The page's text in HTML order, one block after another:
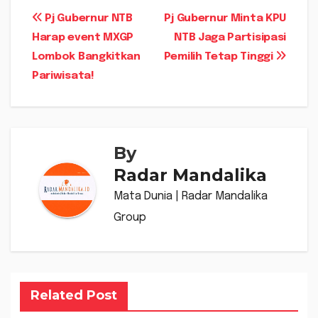
Navigasi
pos
Pj Gubernur Minta KPU
NTB Jaga Partisipasi
Pemilih Tetap Tinggi
Pj Gubernur NTB
Harap event MXGP
Lombok Bangkitkan
Pariwisata!
By
Radar Mandalika
Mata Dunia | Radar Mandalika
Group
Related Post